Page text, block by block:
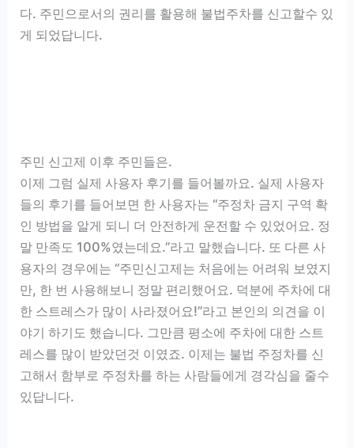
다. 주민으로서의 권리를 활용해 불법주차를 신고할수 있
게 되었답니다.
주민 신고제 이후 주민들은.
이제 그럼 실제 사용자 후기를 들어볼까요. 실제 사용자
들의 후기를 들어보면 한 사용자는 “주정차 금지 구역 확
인 방법을 알게 되니 더 안전하게 운전할 수 있었어요. 정
말 만족도 100%였는데요.”라고 말했습니다. 또 다른 사
용자의 경우에는 “주민신고제는 처음에는 어려워 보였지
만, 한 번 사용해보니 정말 편리했어요. 덕분에 주차에 대
한 스트레스가 많이 사라졌어요!”라고 본인의 의견을 이
야기 하기도 했습니다. 그만큼 평소에 주차에 대한 스트
레스를 많이 받았던것 이였죠. 이제는 불법 주정차를 신
고해서 함부로 주정차를 하는 사람들에게 경각심을 줄수
있답니다.